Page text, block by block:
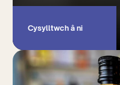
Cysylltwch â ni